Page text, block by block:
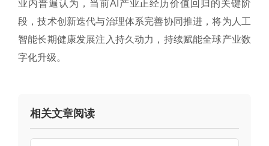
业内普遍认为，当前AI产业正经历价值回归的关键阶
段，技术创新迭代与治理体系完善协同推进，将为人工
智能长期健康发展注入持久动力，持续赋能全球产业数
字化升级。
相关文章阅读